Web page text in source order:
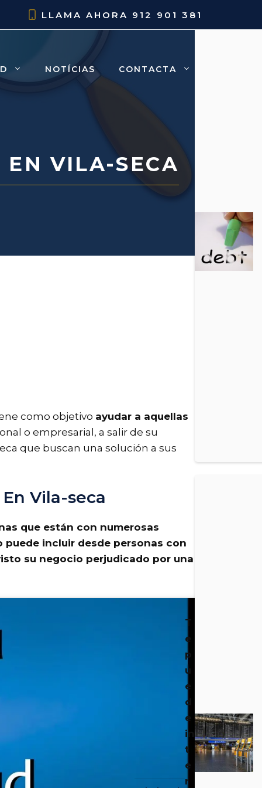
LLAMA AHORA 912 901 381
NOTÍCIAS CONTACTA
VILA-SECA
como objetivo ayudar a aquellas
o empresarial, a salir de su
que buscan una solución a sus
Vila-seca
que están con numerosas
puede incluir desde personas con
su negocio perjudicado por una
T
e
p
u
e
d
e
in
t
e
r